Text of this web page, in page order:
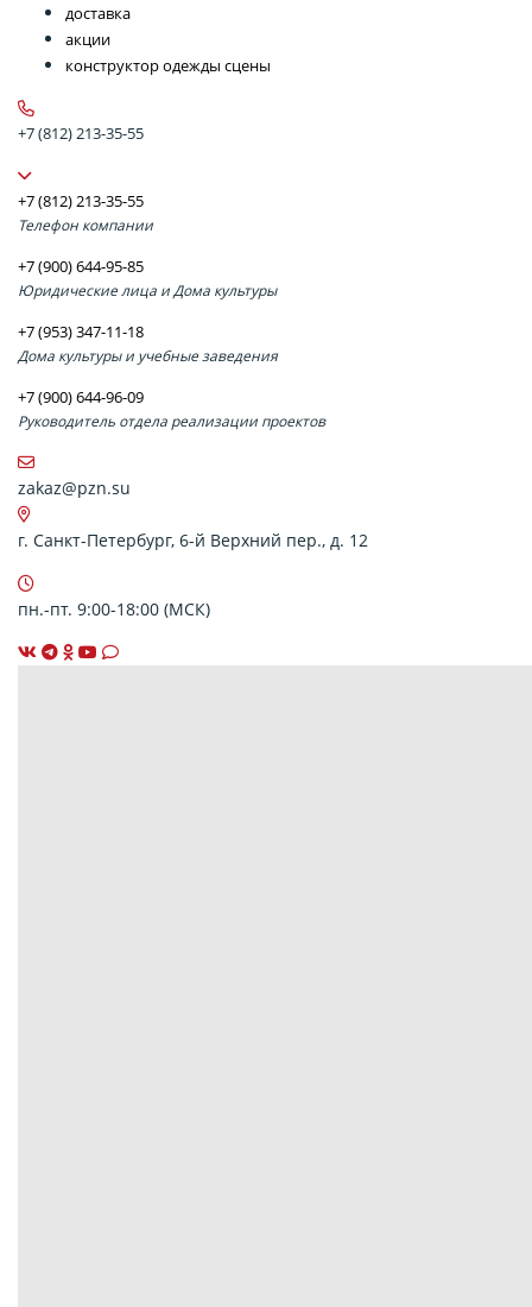
доставка
акции
конструктор одежды сцены
+7 (812) 213-35-55
+7 (812) 213-35-55
Телефон компании
+7 (900) 644-95-85
Юридические лица и Дома культуры
+7 (953) 347-11-18
Дома культуры и учебные заведения
+7 (900) 644-96-09
Руководитель отдела реализации проектов
zakaz@pzn.su
г. Санкт-Петербург, 6-й Верхний пер., д. 12
пн.-пт. 9:00-18:00 (МСК)